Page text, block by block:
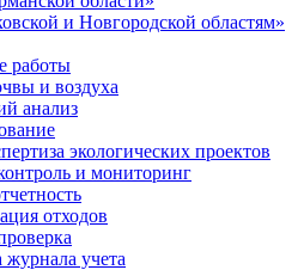
и Новгородской областям»
работы
и воздуха
анализ
экологических проектов
и мониторинг
отходов
журнала учета